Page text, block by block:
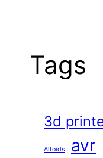
Tags
3d
Altoids avr